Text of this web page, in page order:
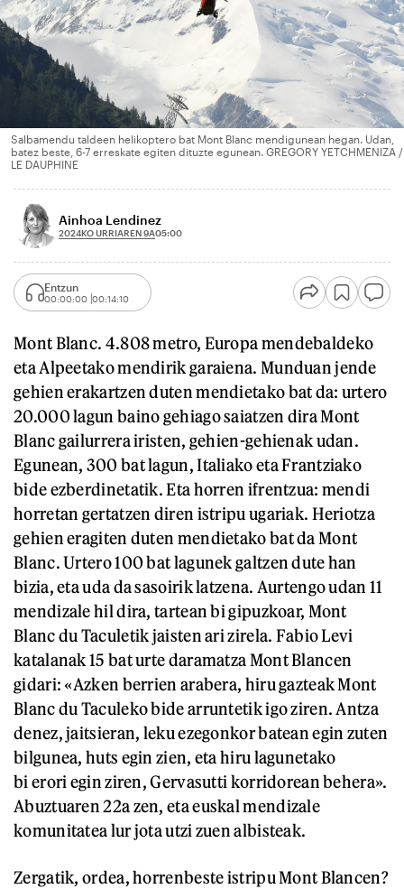
Salbamendu taldeen helikoptero bat Mont Blanc mendigunean hegan. Udan,
batez beste, 6-7 erreskate egiten dituzte egunean. GREGORY YETCHMENIZA /
LE DAUPHINE
Ainhoa Lendinez
2024KO URRIAREN 9A05:00
Entzun
00:00:00 00:14:10
Mont Blanc. 4.808 metro, Europa mendebaldeko
eta Alpeetako mendirik garaiena. Munduan jende
gehien erakartzen duten mendietako bat da: urtero
20.000 lagun baino gehiago saiatzen dira Mont
Blanc gailurrera iristen, gehien-gehienak udan.
Egunean, 300 bat lagun, Italiako eta Frantziako
bide ezberdinetatik. Eta horren ifrentzua: mendi
horretan gertatzen diren istripu ugariak. Heriotza
gehien eragiten duten mendietako bat da Mont
Blanc. Urtero 100 bat lagunek galtzen dute han
bizia, eta uda da sasoirik latzena. Aurtengo udan 11
mendizale hil dira, tartean bi gipuzkoar, Mont
Blanc du Taculetik jaisten ari zirela. Fabio Levi
katalanak 15 bat urte daramatza Mont Blancen
gidari: «Azken berrien arabera, hiru gazteak Mont
Blanc du Taculeko bide arruntetik igo ziren. Antza
denez, jaitsieran, leku ezegonkor batean egin zuten
bilgunea, huts egin zien, eta hiru lagunetako
bi erori egin ziren, Gervasutti korridorean behera».
Abuztuaren 22a zen, eta euskal mendizale
komunitatea lur jota utzi zuen albisteak.
Zergatik, ordea, horrenbeste istripu Mont Blancen?